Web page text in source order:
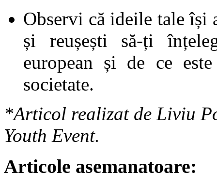
Observi că ideile tale își
și reușești să-ți
european și de ce
societate.
*Articol realizat de Liviu
Youth Event.
Articole asemanatoare: